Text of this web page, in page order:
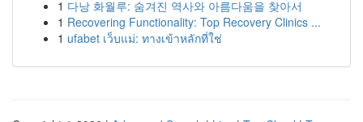
1 다낭 화월루: 숨겨진 역사와 아름다움을 찾아서
1 Recovering Functionality: Top Recovery Clinics ...
1 ufabet เว็บแม่: ทางเข้าหลักที่ใช่